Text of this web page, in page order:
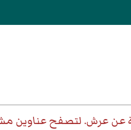
عنعرش. لتصفح عناوين